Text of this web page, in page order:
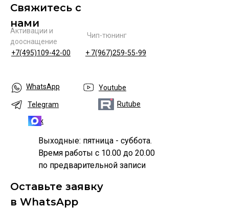
Чип-тюнинг
+ 7(967)259-55-99
Активации и
дооснащение
Оставьте заявку
в WhatsApp
Свяжитесь с
нами
WhatsApp
Telegram
Max
+7(495)109-42-00
Youtube
Rutube
Выходные: пятница - суббота.
Время работы с 10.00 до 20.00
по предварительной записи